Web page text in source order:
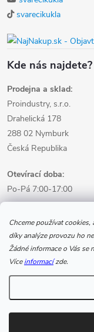
Chceme používat
díky analýze provozu ho
Žádné informace o Vás se
Víceinformacízde.
svarecikukla
Kde nás najdete?
Prodejna a sklad:
Proindustry, s.r.o.
Drahelická 178
288 02 Nymburk
Česká Republika
Otevírací doba:
Po-Pá 7:00-17:00
Informace pro
Informace pro Vás
Copyright 2026